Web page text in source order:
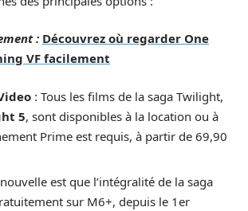
: Découvrez où regarder One
VF facilement
: Tous les films de la saga Twilight,
5, sont disponibles à la location ou à
Prime est requis, à partir de 69,90
est que l’intégralité de la saga
sur M6+, depuis le 1er